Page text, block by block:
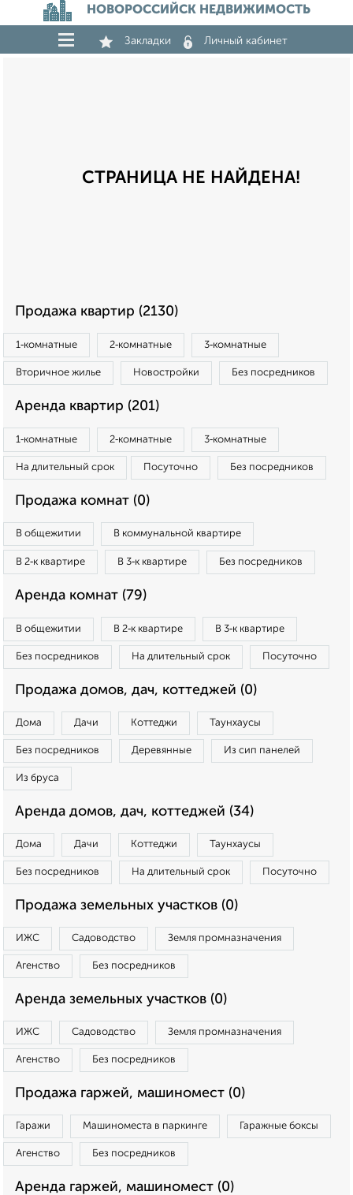
НОВОРОССИЙСК НЕДВИЖИМОСТЬ
Закладки Личный кабинет
СТРАНИЦА НЕ НАЙДЕНА!
Продажа квартир (2130)
1‑комнатные 2‑комнатные 3‑комнатные
Вторичное жилье Новостройки Без посредников
Аренда квартир (201)
1‑комнатные 2‑комнатные 3‑комнатные
На длительный срок Посуточно Без посредников
Продажа комнат (0)
В общежитии В коммунальной квартире
В 2‑к квартире В 3‑к квартире Без посредников
Аренда комнат (79)
В общежитии В 2‑к квартире В 3‑к квартире
Без посредников На длительный срок Посуточно
Продажа домов, дач, коттеджей (0)
Дома Дачи Коттеджи Таунхаусы
Без посредников Деревянные Из сип панелей
Из бруса
Аренда домов, дач, коттеджей (34)
Дома Дачи Коттеджи Таунхаусы
Без посредников На длительный срок Посуточно
Продажа земельных участков (0)
ИЖС Садоводство Земля промназначения
Агенство Без посредников
Аренда земельных участков (0)
ИЖС Садоводство Земля промназначения
Агенство Без посредников
Продажа гаржей, машиномест (0)
Гаражи Машиноместа в паркинге Гаражные боксы
Агенство Без посредников
Аренда гаржей, машиномест (0)